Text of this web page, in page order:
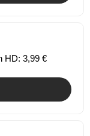
HD: 3,99 €